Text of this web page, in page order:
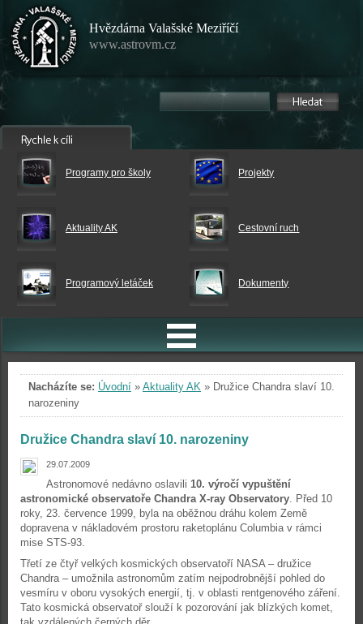
Hvězdárna Valašské Meziříčí
www.astrovm.cz
Programy pro školy Projekty
Aktuality AK Cestovní ruch
Programový letáček Dokumenty
Nacházíte se: Úvodní » Aktuality AK » Družice Chandra slaví 10.
narozeniny
Družice Chandra slaví 10. narozeniny
29.07.2009
Astronomové nedávno oslavili 10. výročí vypuštění
astronomické observatoře Chandra X-ray Observatory. Před 10
roky, 23. července 1999, byla na oběžnou dráhu kolem Země
dopravena v nákladovém prostoru raketoplánu Columbia v rámci
mise STS-93.
Třetí ze čtyř velkých kosmických observatoří NASA – družice
Chandra – umožnila astronomům zatím nejpodrobnější pohled do
vesmíru v oboru vysokých energií, tj. v oblasti rentgenového záření.
Tato kosmická observatoř slouží k pozorování jak blízkých komet,